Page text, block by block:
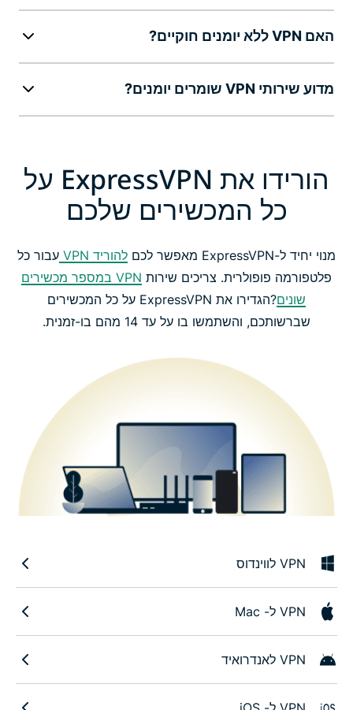
האם VPN ללא יומנים חוקיים?
מדוע שירותי VPN שומרים יומנים?
הורידו את ExpressVPN על
כל המכשירים שלכם
מנוי יחיד ל-ExpressVPN מאפשר לכם להוריד VPN
עבור כל
פלטפורמה פופולרית. צריכים שירות
VPN במספר מכשירים
שונים
?הגדירו את ExpressVPN על כל המכשירים
שברשותכם, והשתמשו בו על עד 14 מהם בו-זמנית.
VPN לווינדוס
VPN ל- Mac
VPN לאנדרואיד